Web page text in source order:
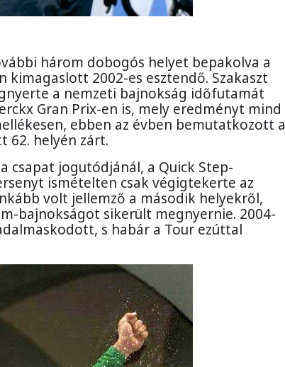
három dobogós helyet bepakolva a
2002-es esztendő. Szakaszt
a nemzeti bajnokság időfutamát
Gran Prix-en is, mely eredményt mind
ebben az évben bemutatkozott a
62. helyén zárt.
jogutódjánál, a Quick Step-
ismételten csak végigtekerte az
volt jellemző a második helyekről,
bajnokságot sikerült megnyernie. 2004-
s habár a Tour ezúttal